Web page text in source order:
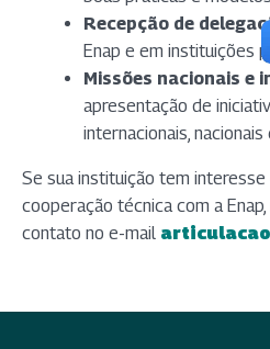
Recepção de
Enap e em instituições
Missões nacionais e
apresentação de
internacionais, nacionais
Se sua instituição tem interesse
cooperação técnica com a
contato no e-mail
(abre em